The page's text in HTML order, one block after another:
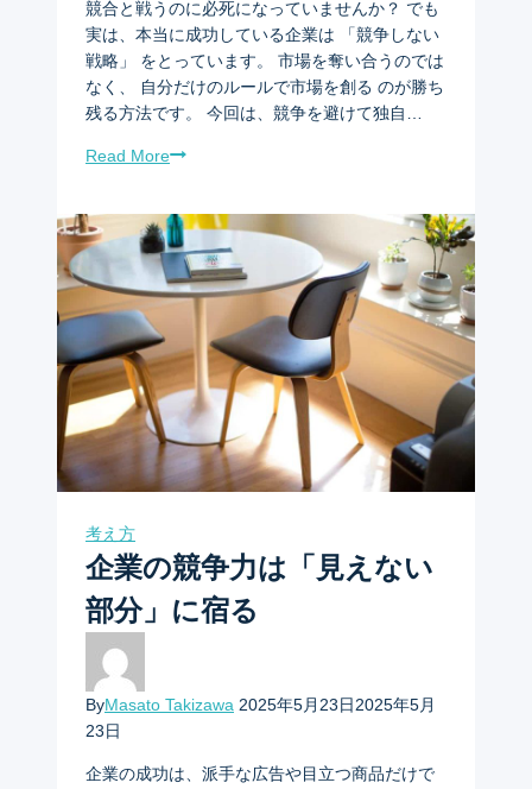
競合と戦うのに必死になっていませんか？ でも
実は、本当に成功している企業は 「競争しない
戦略」 をとっています。 市場を奪い合うのでは
なく、 自分だけのルールで市場を創る のが勝ち
残る方法です。 今回は、競争を避けて独自…
Read More
考え方
企業の競争力は「見えない
部分」に宿る
ByMasato Takizawa 2025年5月23日2025年5月
23日
企業の成功は、派手な広告や目立つ商品だけで